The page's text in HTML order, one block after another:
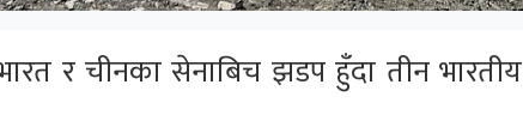
र चीनका सेनाबिच झडप हुँदा तीन भारतीय